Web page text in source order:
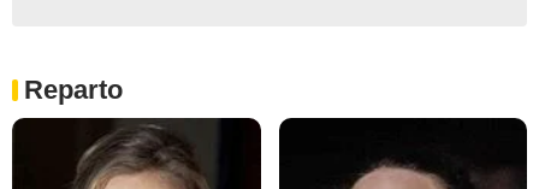
Reparto